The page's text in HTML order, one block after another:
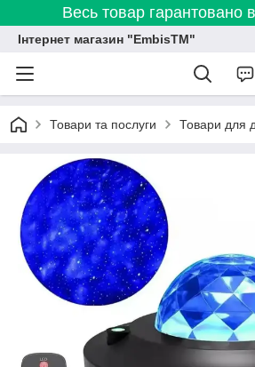
Весь товар гарантовано
Інтернет магазин "EmbisTM"
Товари та послуги Товари для